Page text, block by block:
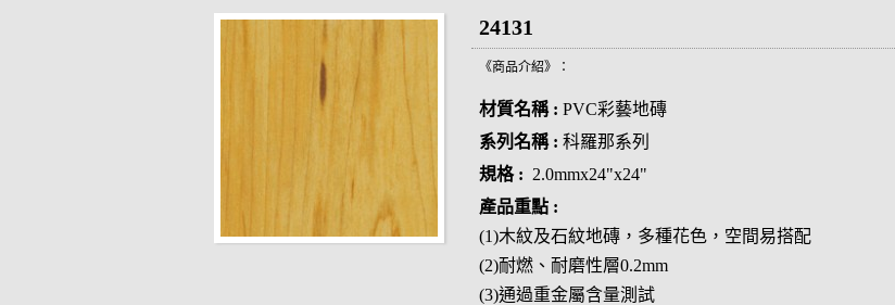
24131
《商品介紹》：
材質名稱 : PVC彩藝地磚
系列名稱 : 科羅那系列
規格 : 2.0mmx24"x24"
產品重點 :
(1)木紋及石紋地磚，多種花色，空間易搭配
(2)耐燃、耐磨性層0.2mm
(3)通過重金屬含量測試